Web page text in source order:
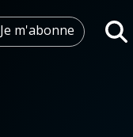
Je m'abonne